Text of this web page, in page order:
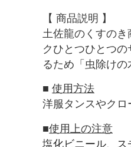
【 商品説明 】
土佐龍のくすのき
クひとつひとつの
るため「 虫除けの
■ 使用方法
洋服タンスやクロ
■使用上の注意
塩化ビニール、ス